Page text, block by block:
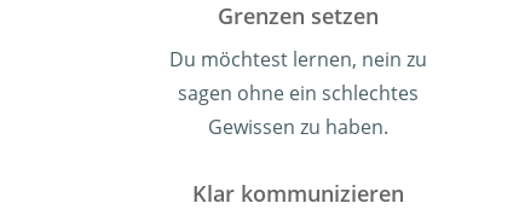
Grenzen setzen
Du möchtest lernen, nein zu
sagen ohne ein schlechtes
Gewissen zu haben.
Klar kommunizieren